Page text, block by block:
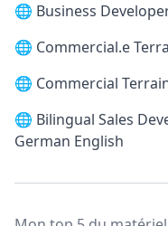
🌐 Business
🌐 Commercial.e
🌐 Commercial
🌐 Bilingual Sales
German English